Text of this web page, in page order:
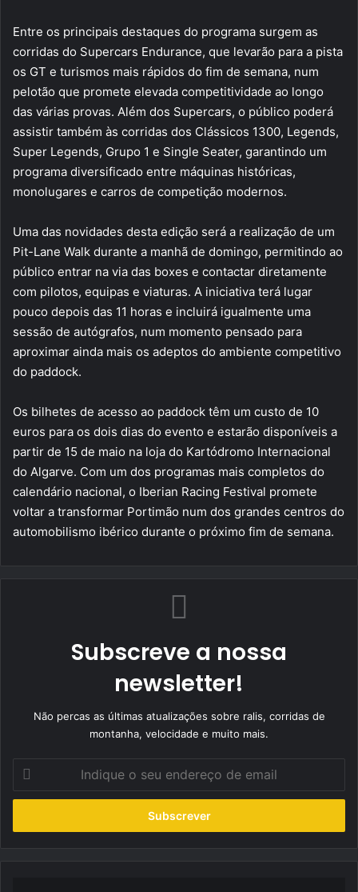
Entre os principais destaques do programa surgem as
corridas do Supercars Endurance, que levarão para a pista
os GT e turismos mais rápidos do fim de semana, num
pelotão que promete elevada competitividade ao longo
das várias provas. Além dos Supercars, o público poderá
assistir também às corridas dos Clássicos 1300, Legends,
Super Legends, Grupo 1 e Single Seater, garantindo um
programa diversificado entre máquinas históricas,
monolugares e carros de competição modernos.
Uma das novidades desta edição será a realização de um
Pit-Lane Walk durante a manhã de domingo, permitindo ao
público entrar na via das boxes e contactar diretamente
com pilotos, equipas e viaturas. A iniciativa terá lugar
pouco depois das 11 horas e incluirá igualmente uma
sessão de autógrafos, num momento pensado para
aproximar ainda mais os adeptos do ambiente competitivo
do paddock.
Os bilhetes de acesso ao paddock têm um custo de 10
euros para os dois dias do evento e estarão disponíveis a
partir de 15 de maio na loja do Kartódromo Internacional
do Algarve. Com um dos programas mais completos do
calendário nacional, o Iberian Racing Festival promete
voltar a transformar Portimão num dos grandes centros do
automobilismo ibérico durante o próximo fim de semana.
Subscreve a nossa
newsletter!
Não percas as últimas atualizações sobre ralis, corridas de
montanha, velocidade e muito mais.
seu
de